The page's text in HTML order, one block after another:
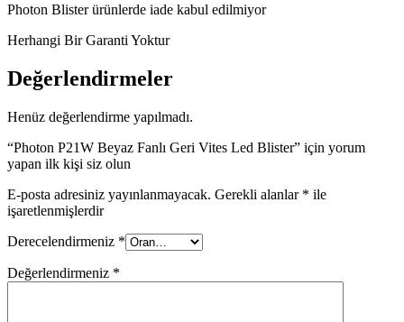
Photon Blister ürünlerde iade kabul edilmiyor
Herhangi Bir Garanti Yoktur
Değerlendirmeler
Henüz değerlendirme yapılmadı.
“Photon P21W Beyaz Fanlı Geri Vites Led Blister” için yorum
yapan ilk kişi siz olun
E-posta adresiniz yayınlanmayacak. Gerekli alanlar * ile
işaretlenmişlerdir
Derecelendirmeniz *
Değerlendirmeniz *